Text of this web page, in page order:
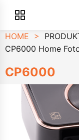
HOME >
CP6000 Home
CP6000